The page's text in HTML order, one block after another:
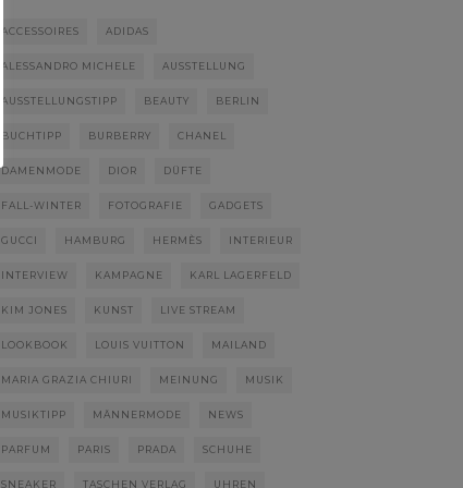
ACCESSOIRES ADIDAS
ALESSANDRO MICHELE AUSSTELLUNG
AUSSTELLUNGSTIPP BEAUTY BERLIN
BUCHTIPP BURBERRY CHANEL
DAMENMODE DIOR DÜFTE
FALL-WINTER FOTOGRAFIE GADGETS
GUCCI HAMBURG HERMÈS INTERIEUR
INTERVIEW KAMPAGNE KARL LAGERFELD
KIM JONES KUNST LIVE STREAM
LOOKBOOK LOUIS VUITTON MAILAND
MARIA GRAZIA CHIURI MEINUNG MUSIK
MUSIKTIPP MÄNNERMODE NEWS
PARFUM PARIS PRADA SCHUHE
SNEAKER TASCHEN VERLAG UHREN